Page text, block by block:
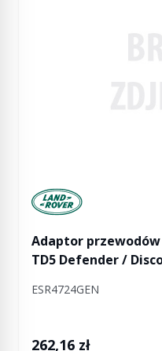
Manufactured by Land
Adaptor
TD5 Defender /
ESR4724GEN
262,16 zł